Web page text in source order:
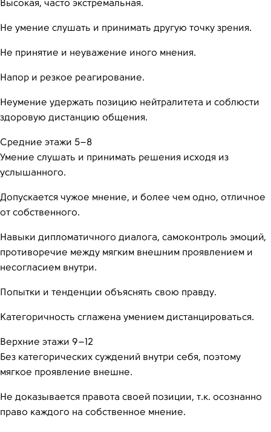
Высокая, часто экстремальная.
Не умение слушать и принимать другую точку зрения.
Не принятие и неуважение иного мнения.
Напор и резкое реагирование.
Неумение удержать позицию нейтралитета и соблюсти
здоровую дистанцию общения.
Средние этажи 5–8
Умение слушать и принимать решения исходя из
услышанного.
Допускается чужое мнение, и более чем одно, отличное
от собственного.
Навыки дипломатичного диалога, самоконтроль эмоций,
противоречие между мягким внешним проявлением и
несогласием внутри.
Попытки и тенденции объяснять свою правду.
Категоричность сглажена умением дистанцироваться.
Верхние этажи 9–12
Без категорических суждений внутри себя, поэтому
мягкое проявление внешне.
Не доказывается правота своей позиции, т.к. осознанно
право каждого на собственное мнение.